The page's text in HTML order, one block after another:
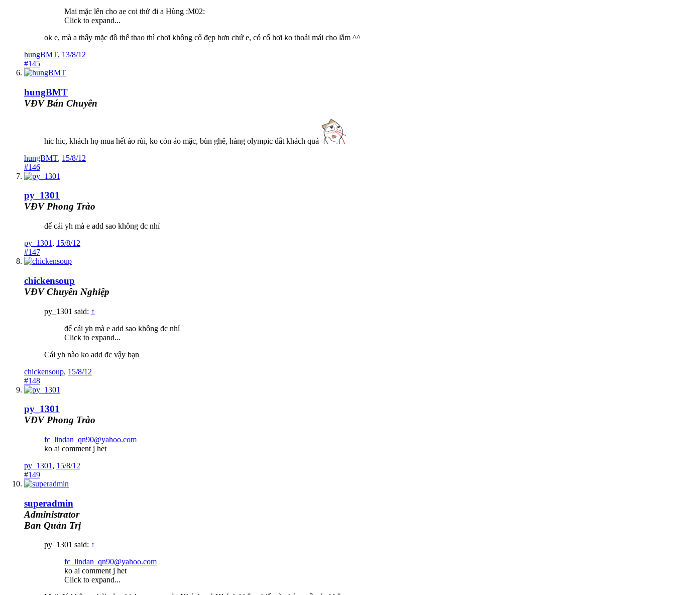
Mai mặc lên cho ae coi thử đi a Hùng :M02:
Click to expand...
ok e, mà a thấy mặc đồ thể thao thì chơi không cổ đẹp hơn chứ e, có cổ hơi ko thoải mái cho lắm ^^
hungBMT, 13/8/12
#145
hungBMT
VĐV Bán Chuyên
hic hic, khách họ mua hết áo rùi, ko còn áo mặc, bùn ghê, hàng olympic đắt khách quá
hungBMT, 15/8/12
#146
py_1301
VĐV Phong Trào
để cái yh mà e add sao không đc nhỉ
py_1301 , 15/8/12
#147
chickensoup
VĐV Chuyên Nghiệp
py_1301 said: ↑
để cái yh mà e add sao không đc nhỉ
Click to expand...
Cái yh nào ko add đc vậy bạn
chickensoup, 15/8/12
#148
py_1301
VĐV Phong Trào
fc_lindan_qn90@yahoo.com
ko ai comment j het
py_1301 , 15/8/12
#149
superadmin
Administrator
Ban Quản Trị
py_1301 said: ↑
fc_lindan_qn90@yahoo.com
ko ai comment j het
Click to expand...